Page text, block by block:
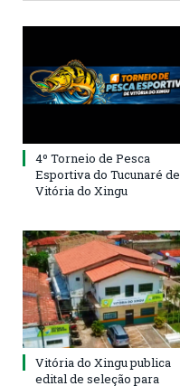
4º Torneio de Pesca
Esportiva do Tucunaré de
Vitória do Xingu
Vitória do Xingu publica
edital de seleção para